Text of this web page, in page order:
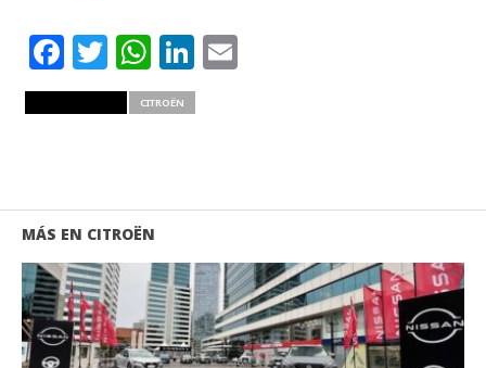
Facebook
Twitter
WhatsApp
LinkedIn
Email
CITROËN
MÁS EN CITROËN